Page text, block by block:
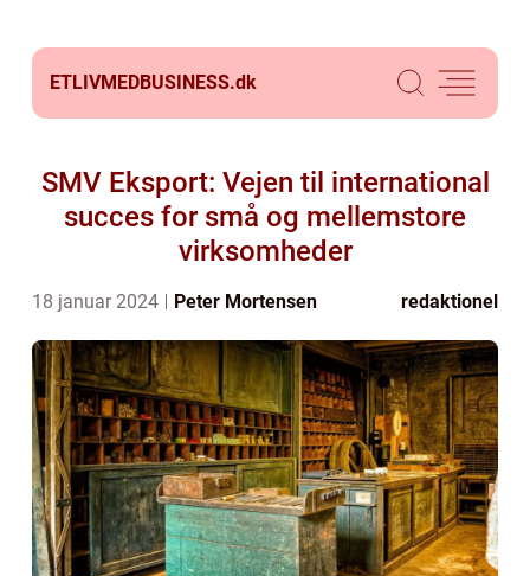
ETLIVMEDBUSINESS.dk
SMV Eksport: Vejen til international
succes for små og mellemstore
virksomheder
18 januar 2024 Peter Mortensen redaktionel